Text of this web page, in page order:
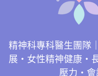
精神科專科醫生團隊
展・女性精神健康・
壓力・